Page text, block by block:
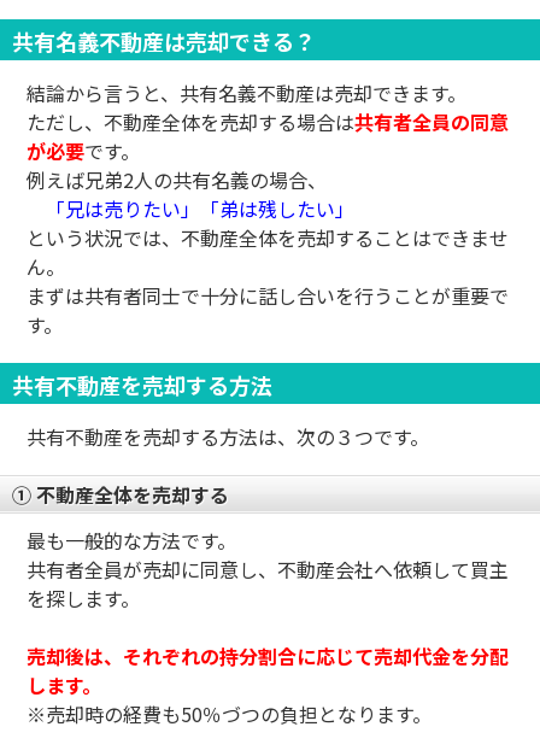
共有名義不動産は売却できる？
結論から言うと、共有名義不動産は売却できます。
ただし、不動産全体を売却する場合は共有者全員の同意
が必要です。
例えば兄弟2人の共有名義の場合、
「兄は売りたい」「弟は残したい」
という状況では、不動産全体を売却することはできませ
ん。
まずは共有者同士で十分に話し合いを行うことが重要で
す。
共有不動産を売却する方法
共有不動産を売却する方法は、次の３つです。
① 不動産全体を売却する
最も一般的な方法です。
共有者全員が売却に同意し、不動産会社へ依頼して買主
を探します。
売却後は、それぞれの持分割合に応じて売却代金を分配
します。
※売却時の経費も50％づつの負担となります。